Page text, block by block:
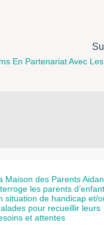
Maison des Parents
les parents
situation de handicap et/
pour recueillir leurs
et attentes